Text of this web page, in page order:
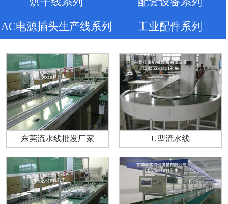
AC电源插头生产线系列 工业配件系列
东莞流水线批发厂家 U型流水线